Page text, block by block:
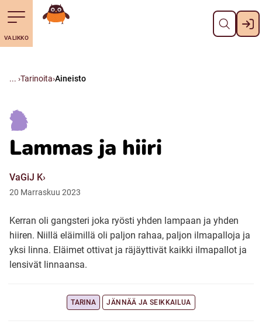
Till navigering av sidans innehåll
Till övergripande innehåll för webbplatsen Sulje
Suomi (Finska)
Julevsámegiella (Lulesamiska)
Davvisámegiella (Nordsamiska)
Bidumsámegiella (Pitesamiska)
Ubmejesámiengiälla (Umesamiska)
VALIKKO
Mene etusivulle
Tarinoita Aineisto
Lammas ja hiiri
VaGiJ K
20 Marraskuu 2023
Kerran oli gangsteri joka ryösti yhden lampaan ja yhden
hiiren. Niillä eläimillä oli paljon rahaa, paljon ilmapalloja ja
yksi linna. Eläimet ottivat ja räjäyttivät kaikki ilmapallot ja
lensivät linnaansa.
TARINA JÄNNÄÄ JA SEIKKAILUA